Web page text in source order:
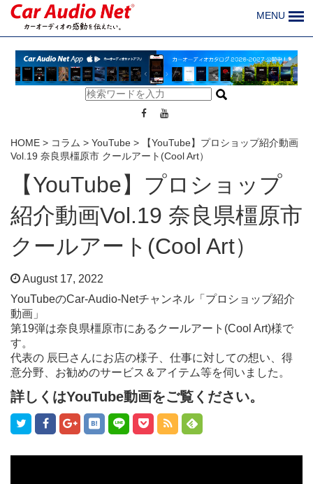
MENU
HOME > コラム > YouTube >
【YouTube】プロショップ紹介動画
Vol.19 奈良県橿原市 クールアート(Cool Art）
【YouTube】プロショップ
紹介動画Vol.19 奈良県橿原市
クールアート(Cool Art）
August 17, 2022
YouTubeのCar-Audio-Netチャンネル「プロショップ紹介
動画」
第19弾は奈良県橿原市にあるクールアート(Cool Art)様で
す。
代表の 辰巳さんにお店の様子、仕事に対しての想い、得
意分野、お勧めのサービス＆アイテム等を伺いました。
詳しくはYouTube動画をご覧ください。